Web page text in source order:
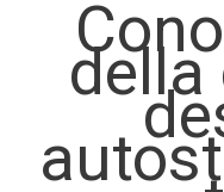
CORSI PATENTE
CORSI PROFESSIONALI
PERCHÉ SCEGLIERCI
della